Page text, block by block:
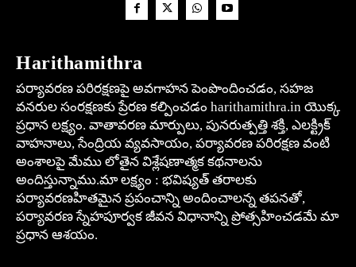
Harithamithra
పర్యావరణ పరిరక్షణపై అవగాహన పెంపొందించడం, సహజ
వనరుల సంరక్షణకు ప్రేరణ కల్పించడం harithamithra.in యొక్క
ప్రధాన లక్ష్యం. వాతావరణ మార్పులు, పునరుత్పత్తి శక్తి, ఎలక్ట్రిక్
వాహనాలు, సేంద్రియ వ్యవసాయం, పర్యావరణ పరిరక్షణ వంటి
అంశాలపై మేము లోతైన విశ్లేషణాత్మక కథనాలను
అందిస్తున్నాము.మా లక్ష్యం : భవిష్యత్ తరాలకు
పర్యావరణహితమైన ప్రపంచాన్ని అందించాలన్న తపనతో,
పర్యావరణ స్నేహపూర్వక జీవన విధానాన్ని ప్రోత్సహించడమే మా
ప్రధాన ఆశయం.